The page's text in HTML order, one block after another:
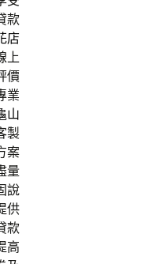
款
店
上
價
業
山
製
案
量
說
供
款
高